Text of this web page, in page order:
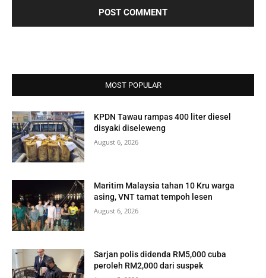
MOST POPULAR
KPDN Tawau rampas 400 liter diesel
disyaki diseleweng
August 6, 2026
Maritim Malaysia tahan 10 Kru warga
asing, VNT tamat tempoh lesen
August 6, 2026
Sarjan polis didenda RM5,000 cuba
peroleh RM2,000 dari suspek